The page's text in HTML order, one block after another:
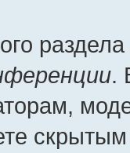
.